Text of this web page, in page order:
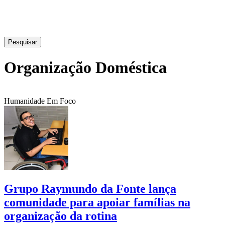
Pesquisar
Organização Doméstica
Humanidade Em Foco
Grupo Raymundo da Fonte lança
comunidade para apoiar famílias na
organização da rotina